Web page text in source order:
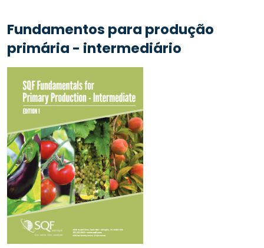
Fundamentos para produção
primária - intermediário